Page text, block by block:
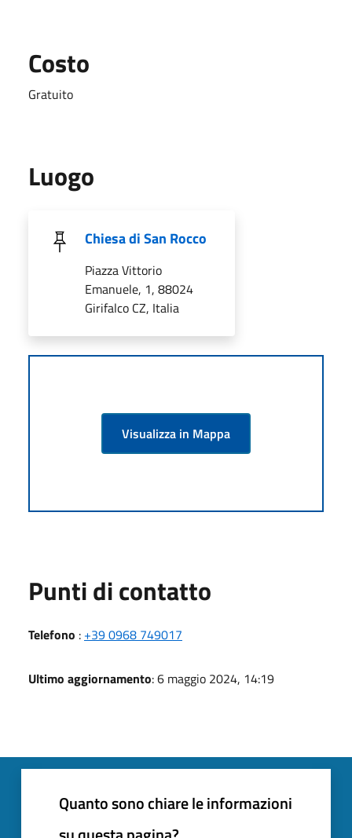
Costo
Gratuito
Luogo
Chiesa di San Rocco
Piazza Vittorio
Emanuele, 1, 88024
Girifalco CZ, Italia
Visualizza in Mappa
Punti di contatto
Telefono : +39 0968 749017
Ultimo aggiornamento: 6 maggio 2024, 14:19
Quanto sono chiare le informazioni